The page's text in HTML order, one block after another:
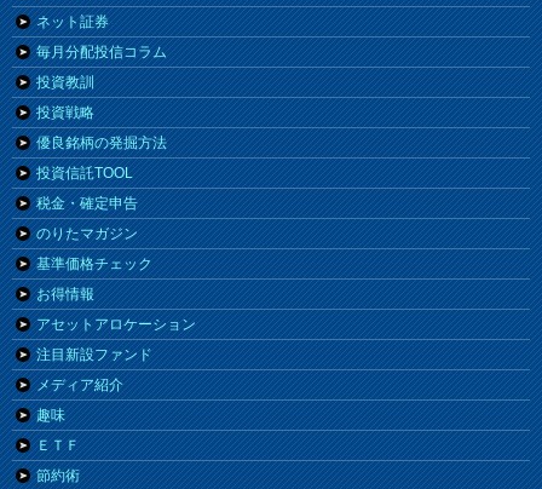
ネット証券
毎月分配投信コラム
投資教訓
投資戦略
優良銘柄の発掘方法
投資信託TOOL
税金・確定申告
のりたマガジン
基準価格チェック
お得情報
アセットアロケーション
注目新設ファンド
メディア紹介
趣味
ＥＴＦ
節約術